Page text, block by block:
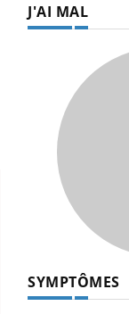
J'AI MAL
SYMPTÔMES